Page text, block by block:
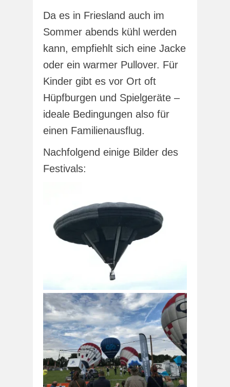
Da es in Friesland auch im
Sommer abends kühl werden
kann, empfiehlt sich eine Jacke
oder ein warmer Pullover. Für
Kinder gibt es vor Ort oft
Hüpfburgen und Spielgeräte –
ideale Bedingungen also für
einen Familienausflug.
Nachfolgend einige Bilder des
Festivals: